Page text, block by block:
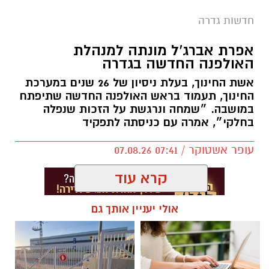
אותנו
צילומים: משרד הבריאות
במוצרי שיער נוספים שנתפסו במסגרת מבצע
פיקוח שנערך בתשעה סניפי רשת "מרכז
ההחלקות".
האזהרה מתפרסמת לאחר שבדיקות מעבדה
הושלמו לכלל המוצרים שנאספו במהלך המבצע,
ובהמשך להודעת משרד הבריאות שפורסמה בחודש
בין המוצרים שנמצאו ואינם רשומים במאגרי משרד
הבריאות, ולכן חל איסור לשווקם:
חדשות גדרה
אפרת אברג’ל מונתה למנהלת
האולפנה החדשה בגדרה
אשת החינוך, בעלת ניסיון של 26 שנים במערכת
החינוך, תעמוד בראש האולפנה החדשה שתיפתח
במושבה. ״שמחה ונרגשת על הזכות שנפלה
בחלקי״, אמרה עם כניסתה לתפקיד
עופר אשטוקר / 07:41 07.08.26
תגים:אולפנה חדשה בגדרה, אפרת אברג׳ל
קרא עוד
אולי יעניין אותך גם